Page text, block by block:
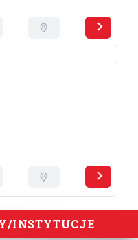
INSTYTUCJE